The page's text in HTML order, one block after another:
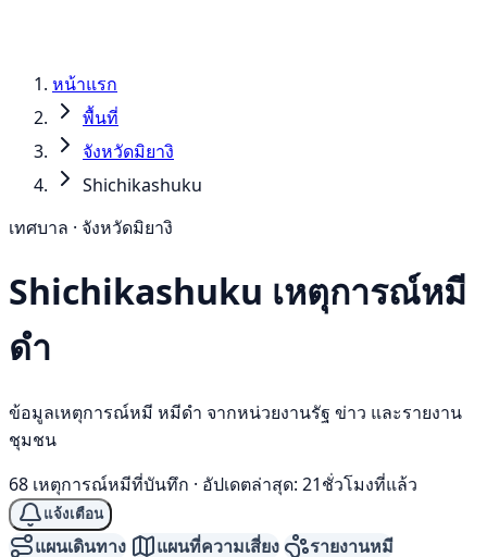
หน้าแรก
พื้นที่
จังหวัดมิยางิ
Shichikashuku
เทศบาล · จังหวัดมิยางิ
Shichikashuku เหตุการณ์หมี
ดำ
ข้อมูลเหตุการณ์หมี หมีดำ จากหน่วยงานรัฐ ข่าว และรายงาน
ชุมชน
68 เหตุการณ์หมีที่บันทึก · อัปเดตล่าสุด: 21ชั่วโมงที่แล้ว
แจ้งเตือน
แผนเดินทาง แผนที่ความเสี่ยง รายงานหมี